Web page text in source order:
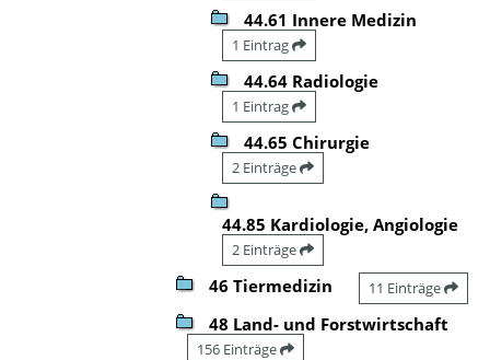
44.61 Innere Medizin
1 Eintrag
44.64 Radiologie
1 Eintrag
44.65 Chirurgie
2 Einträge
44.85 Kardiologie, Angiologie
2 Einträge
46 Tiermedizin 11 Einträge
48 Land- und Forstwirtschaft
156 Einträge